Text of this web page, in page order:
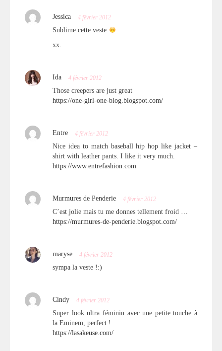
Jessica 4 février 2012
Sublime cette veste
xx.
Ida 4 février 2012
Those creepers are just great
https://one-girl-one-blog.blogspot.com/
Entre 4 février 2012
Nice idea to match baseball hip hop like jacket –
shirt with leather pants. I like it very much.
https://www.entrefashion.com
Murmures de Penderie 4 février 2012
C’est jolie mais tu me donnes tellement froid …
https://murmures-de-penderie.blogspot.com/
maryse 4 février 2012
sympa la veste !:)
Cindy 4 février 2012
Super look ultra féminin avec une petite touche à
la Eminem, perfect !
https://lasakeuse.com/